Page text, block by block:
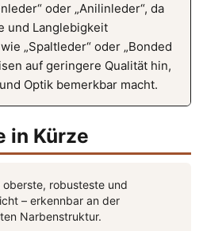
oder „Anilinleder“, da
und Langlebigkeit
„Spaltleder“ oder „Bonded
auf geringere Qualität hin,
Optik bemerkbar macht.
in Kürze
oberste, robusteste und
– erkennbar an der
Narbenstruktur.